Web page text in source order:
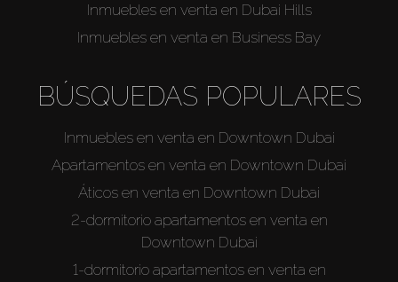
Inmuebles en venta en Dubai Hills
Inmuebles en venta en Business Bay
BÚSQUEDAS POPULARES
Inmuebles en venta en Downtown Dubai
Apartamentos en venta en Downtown Dubai
Áticos en venta en Downtown Dubai
2-dormitorio apartamentos en venta en
Downtown Dubai
1-dormitorio apartamentos en venta en